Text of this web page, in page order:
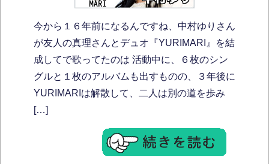
今から１６年前になるんですね、中村ゆりさん
が友人の真理さんとデュオ『YURIMARI』を結
成してで歌ってたのは 活動中に、６枚のシン
グルと１枚のアルバムも出すものの、３年後に
YURIMARIは解散して、二人は別の道を歩み
[…]